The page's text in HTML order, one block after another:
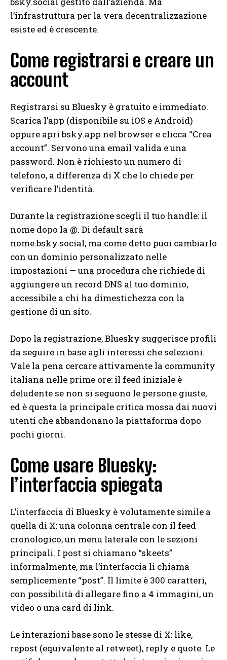
l’infrastruttura per la vera decentralizzazione
esiste ed è crescente.
Come registrarsi e creare un
account
Registrarsi su Bluesky è gratuito e immediato.
Scarica l’app (disponibile su iOS e Android)
oppure apri bsky.app nel browser e clicca “Crea
account”. Servono una email valida e una
password. Non è richiesto un numero di
telefono, a differenza di X che lo chiede per
verificare l’identità.
Durante la registrazione scegli il tuo handle: il
nome dopo la @. Di default sarà
nome.bsky.social, ma come detto puoi cambiarlo
con un dominio personalizzato nelle
impostazioni — una procedura che richiede di
aggiungere un record DNS al tuo dominio,
accessibile a chi ha dimestichezza con la
gestione di un sito.
Dopo la registrazione, Bluesky suggerisce profili
da seguire in base agli interessi che selezioni.
Vale la pena cercare attivamente la community
italiana nelle prime ore: il feed iniziale è
deludente se non si seguono le persone giuste,
ed è questa la principale critica mossa dai nuovi
utenti che abbandonano la piattaforma dopo
pochi giorni.
Come usare Bluesky:
l’interfaccia spiegata
L’interfaccia di Bluesky è volutamente simile a
quella di X: una colonna centrale con il feed
cronologico, un menu laterale con le sezioni
principali. I post si chiamano “skeets”
informalmente, ma l’interfaccia li chiama
semplicemente “post”. Il limite è 300 caratteri,
con possibilità di allegare fino a 4 immagini, un
video o una card di link.
Le interazioni base sono le stesse di X: like,
repost (equivalente al retweet), reply e quote. Le